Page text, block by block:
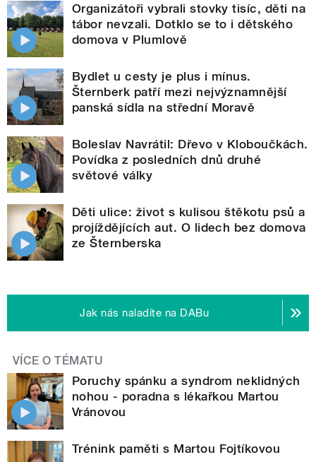
Organizátoři vybrali stovky tisíc, děti na
tábor nevzali. Dotklo se to i dětského
domova v Plumlově
Bydlet u cesty je plus i mínus.
Šternberk patří mezi nejvýznamnější
panská sídla na střední Moravě
Boleslav Navrátil: Dřevo v Kloboučkách.
Povídka z posledních dnů druhé
světové války
Děti ulice: život s kulisou štěkotu psů a
projíždějících aut. O lidech bez domova
ze Šternberska
Jak nás naladíte na DABu
VÍCE O TÉMATU
Poruchy spánku a syndrom neklidných
nohou - poradna s lékařkou Martou
Vránovou
Trénink paměti s Martou Fojtíkovou